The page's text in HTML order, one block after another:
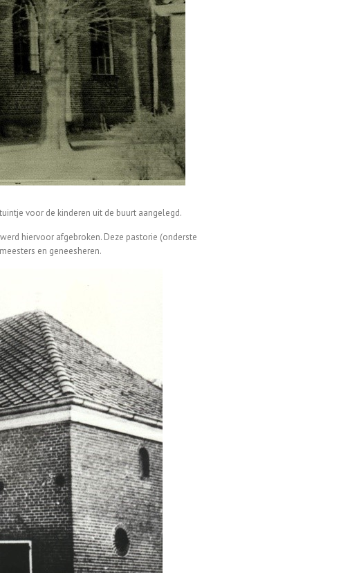
voor de kinderen uit de buurt aangelegd.
hiervoor afgebroken. Deze pastorie (onderste
en geneesheren.